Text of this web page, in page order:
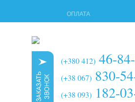
ОПЛАТА
(+380 412) 46-
(+38 067) 830-
(+38 093) 182-